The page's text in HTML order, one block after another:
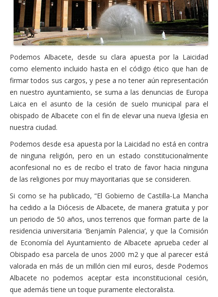
Podemos Albacete, desde su clara apuesta por la Laicidad
como elemento incluido hasta en el código ético que han de
firmar todos sus cargos, y pese a no tener aún representación
en nuestro ayuntamiento, se suma a las denuncias de Europa
Laica en el asunto de la cesión de suelo municipal para el
obispado de Albacete con el fin de elevar una nueva Iglesia en
nuestra ciudad.
Podemos desde esa apuesta por la Laicidad no está en contra
de ninguna religión, pero en un estado constitucionalmente
aconfesional no es de recibo el trato de favor hacia ninguna
de las religiones por muy mayoritarias que se consideren.
Si como se ha publicado, “El Gobierno de Castilla-La Mancha
ha cedido a la Diócesis de Albacete, de manera gratuita y por
un periodo de 50 años, unos terrenos que forman parte de la
residencia universitaria ‘Benjamín Palencia’, y que la Comisión
de Economía del Ayuntamiento de Albacete aprueba ceder al
Obispado esa parcela de unos 2000 m2 y que al parecer está
valorada en más de un millón cien mil euros, desde Podemos
Albacete no podemos aceptar esta inconstitucional cesión,
que además tiene un toque puramente electoralista.